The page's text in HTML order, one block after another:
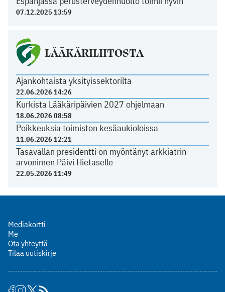
07.12.2025 13:59
LÄÄKÄRILIITOSTA
Ajankohtaista yksityissektorilta
22.06.2026 14:26
Kurkista Lääkäripäivien 2027 ohjelmaan
18.06.2026 08:58
Poikkeuksia toimiston kesäaukioloissa
11.06.2026 12:21
Tasavallan presidentti on myöntänyt arkkiatrin
arvonimen Päivi Hietaselle
22.05.2026 11:49
Mediakortti
Me
Ota yhteyttä
Tilaa uutiskirje